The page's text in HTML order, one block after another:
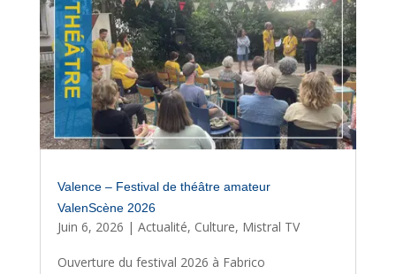
Valence – Festival de théâtre amateur
ValenScène 2026
Juin 6, 2026 | Actualité, Culture, Mistral TV
Ouverture du festival 2026 à Fabrico